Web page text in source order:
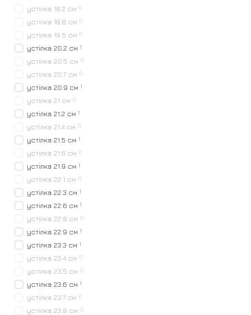
устілка 18.2 см 0
устілка 18.8 см 0
устілка 19.5 см 0
устілка 20.2 см 1
устілка 20.5 см 0
устілка 20.7 см 0
устілка 20.9 см 1
устілка 21 см 0
устілка 21.2 см 1
устілка 21.4 см 0
устілка 21.5 см 1
устілка 21.6 см 0
устілка 21.9 см 1
устілка 22.1 см 0
устілка 22.3 см 1
устілка 22.6 см 1
устілка 22.8 см 0
устілка 22.9 см 1
устілка 23.3 см 1
устілка 23.4 см 0
устілка 23.5 см 0
устілка 23.6 см 1
устілка 23.7 см 0
устілка 23.8 см 0